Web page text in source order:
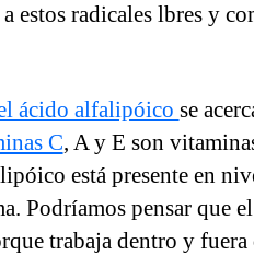
radicales lbres y
ácido alfalipóico se
C, A y E son
está presente en
Podríamos pensar que
trabaja dentro y